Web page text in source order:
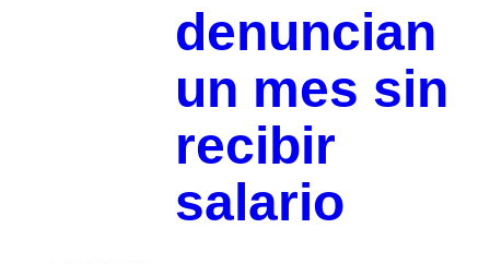
denuncian
un mes sin
recibir
salario